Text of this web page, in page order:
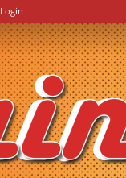
Login